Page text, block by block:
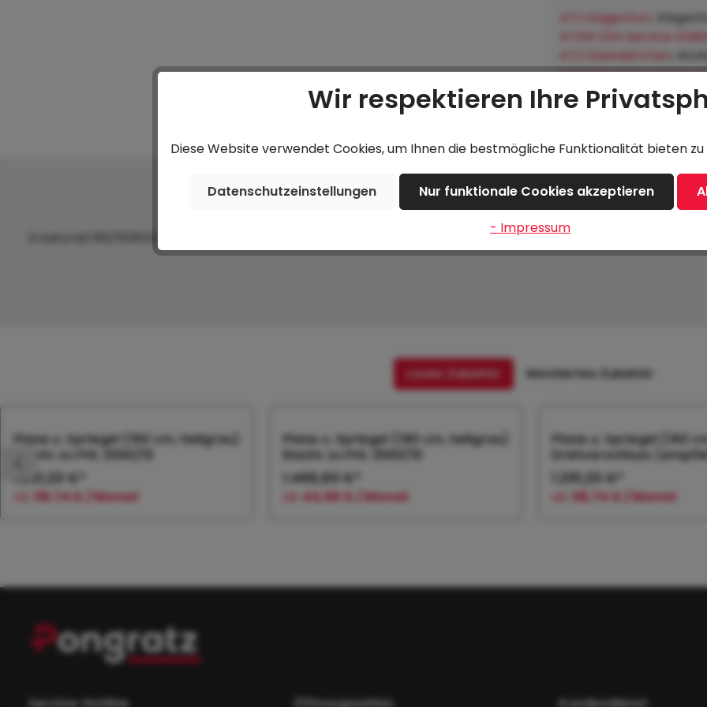
ATZ Klagenfurt ,
ATSW 24h Service GMBH
ATZ Steinakirchen
,
Hofkirchen an der
Beschreibung Bewertungen
Loses Zubehör Montiertes Zubehör
Produktgalerie überspringen
Plane u. Spriegel (160 cm, hellgrau)
Elastic zu PHL 2560/15
1.291,20 €*
ab 38,74 € / Monat
Plane u. Spriegel (180 cm, hellgrau)
Elastic zu PHL 2560/15
1.468,80 €*
ab 44,06 € / Monat
Plane u. Spriegel (160
Drehverschluss
1.291,20 €*
ab 38,74 € / Monat
Wir respektieren Ihre
Diese Website verwendet Cookies, um Ihnen die bestmögliche Funktionalität bieten zu
Datenschutzeinstellungen Nur funktionale Cookies akzeptieren
- Impressum